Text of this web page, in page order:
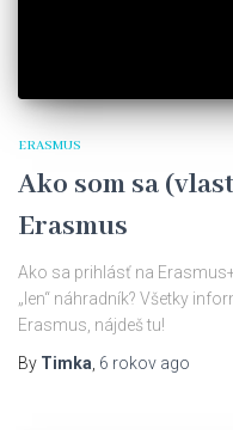
ERASMUS
Ako som sa
Erasmus
Ako sa prihlásť na
„len“ náhradník? Všetky
Erasmus, nájdeš tu!
By Timka, 6 rokov ago